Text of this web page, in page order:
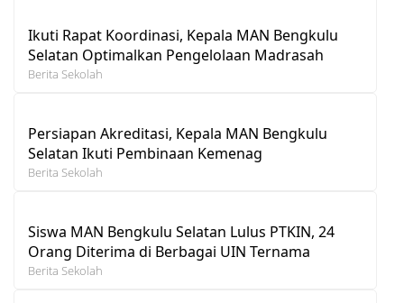
Ikuti Rapat Koordinasi, Kepala MAN Bengkulu
Selatan Optimalkan Pengelolaan Madrasah
Berita Sekolah
Persiapan Akreditasi, Kepala MAN Bengkulu
Selatan Ikuti Pembinaan Kemenag
Berita Sekolah
Siswa MAN Bengkulu Selatan Lulus PTKIN, 24
Orang Diterima di Berbagai UIN Ternama
Berita Sekolah